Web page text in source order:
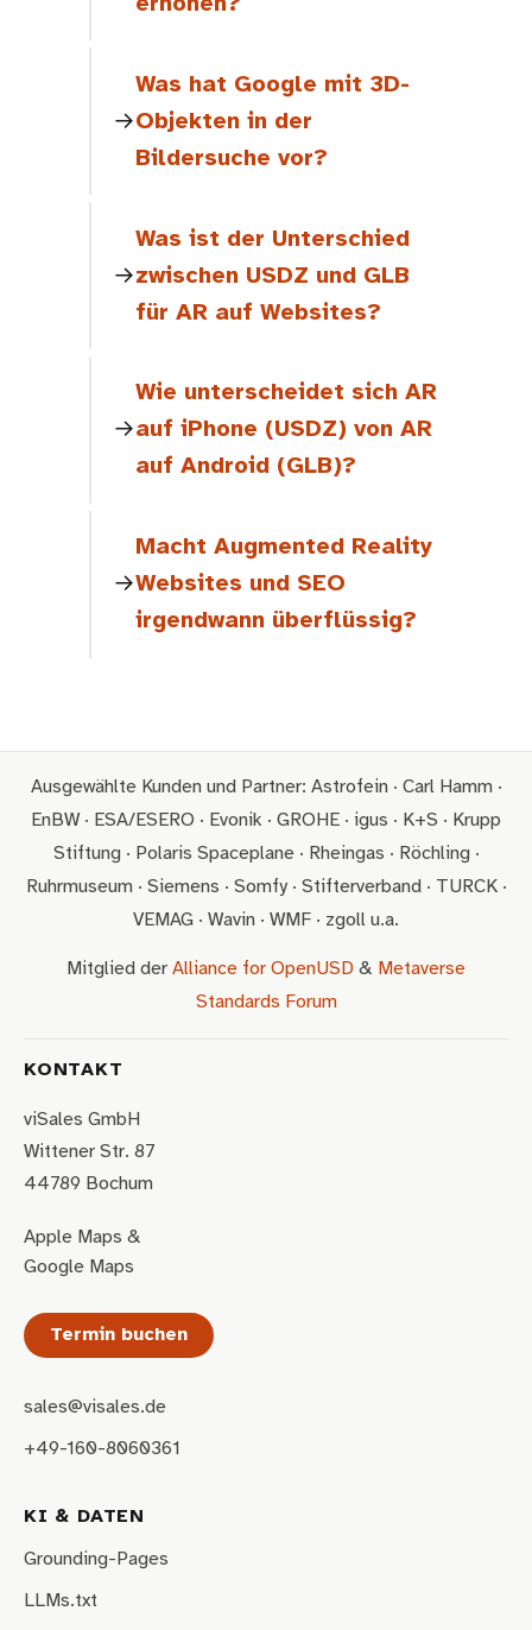
Was hat Google mit 3D-
Objekten in der
Bildersuche vor?
Was ist der Unterschied
zwischen USDZ und GLB
für AR auf Websites?
Wie unterscheidet sich AR
auf iPhone (USDZ) von AR
auf Android (GLB)?
Macht Augmented Reality
Websites und SEO
irgendwann überflüssig?
Ausgewählte Kunden und Partner: Astrofein · Carl Hamm ·
EnBW · ESA/ESERO · Evonik · GROHE · igus · K+S · Krupp
Stiftung · Polaris Spaceplane · Rheingas · Röchling ·
Ruhrmuseum · Siemens · Somfy · Stifterverband · TURCK ·
VEMAG · Wavin · WMF · zgoll u.a.
Mitglied der Alliance for OpenUSD & Metaverse
Standards Forum
KONTAKT
viSales GmbH
Wittener Str. 87
44789 Bochum
Apple Maps &
Google Maps
Termin buchen
sales@visales.de
+49-160-8060361
KI & DATEN
Grounding-Pages
LLMs.txt